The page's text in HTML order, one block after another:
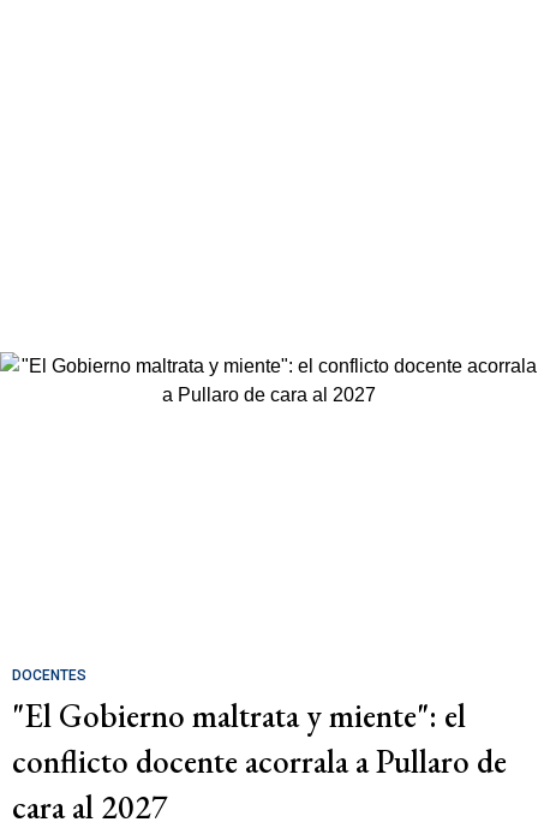
DOCENTES
"El Gobierno maltrata y miente": el
conflicto docente acorrala a Pullaro de
cara al 2027